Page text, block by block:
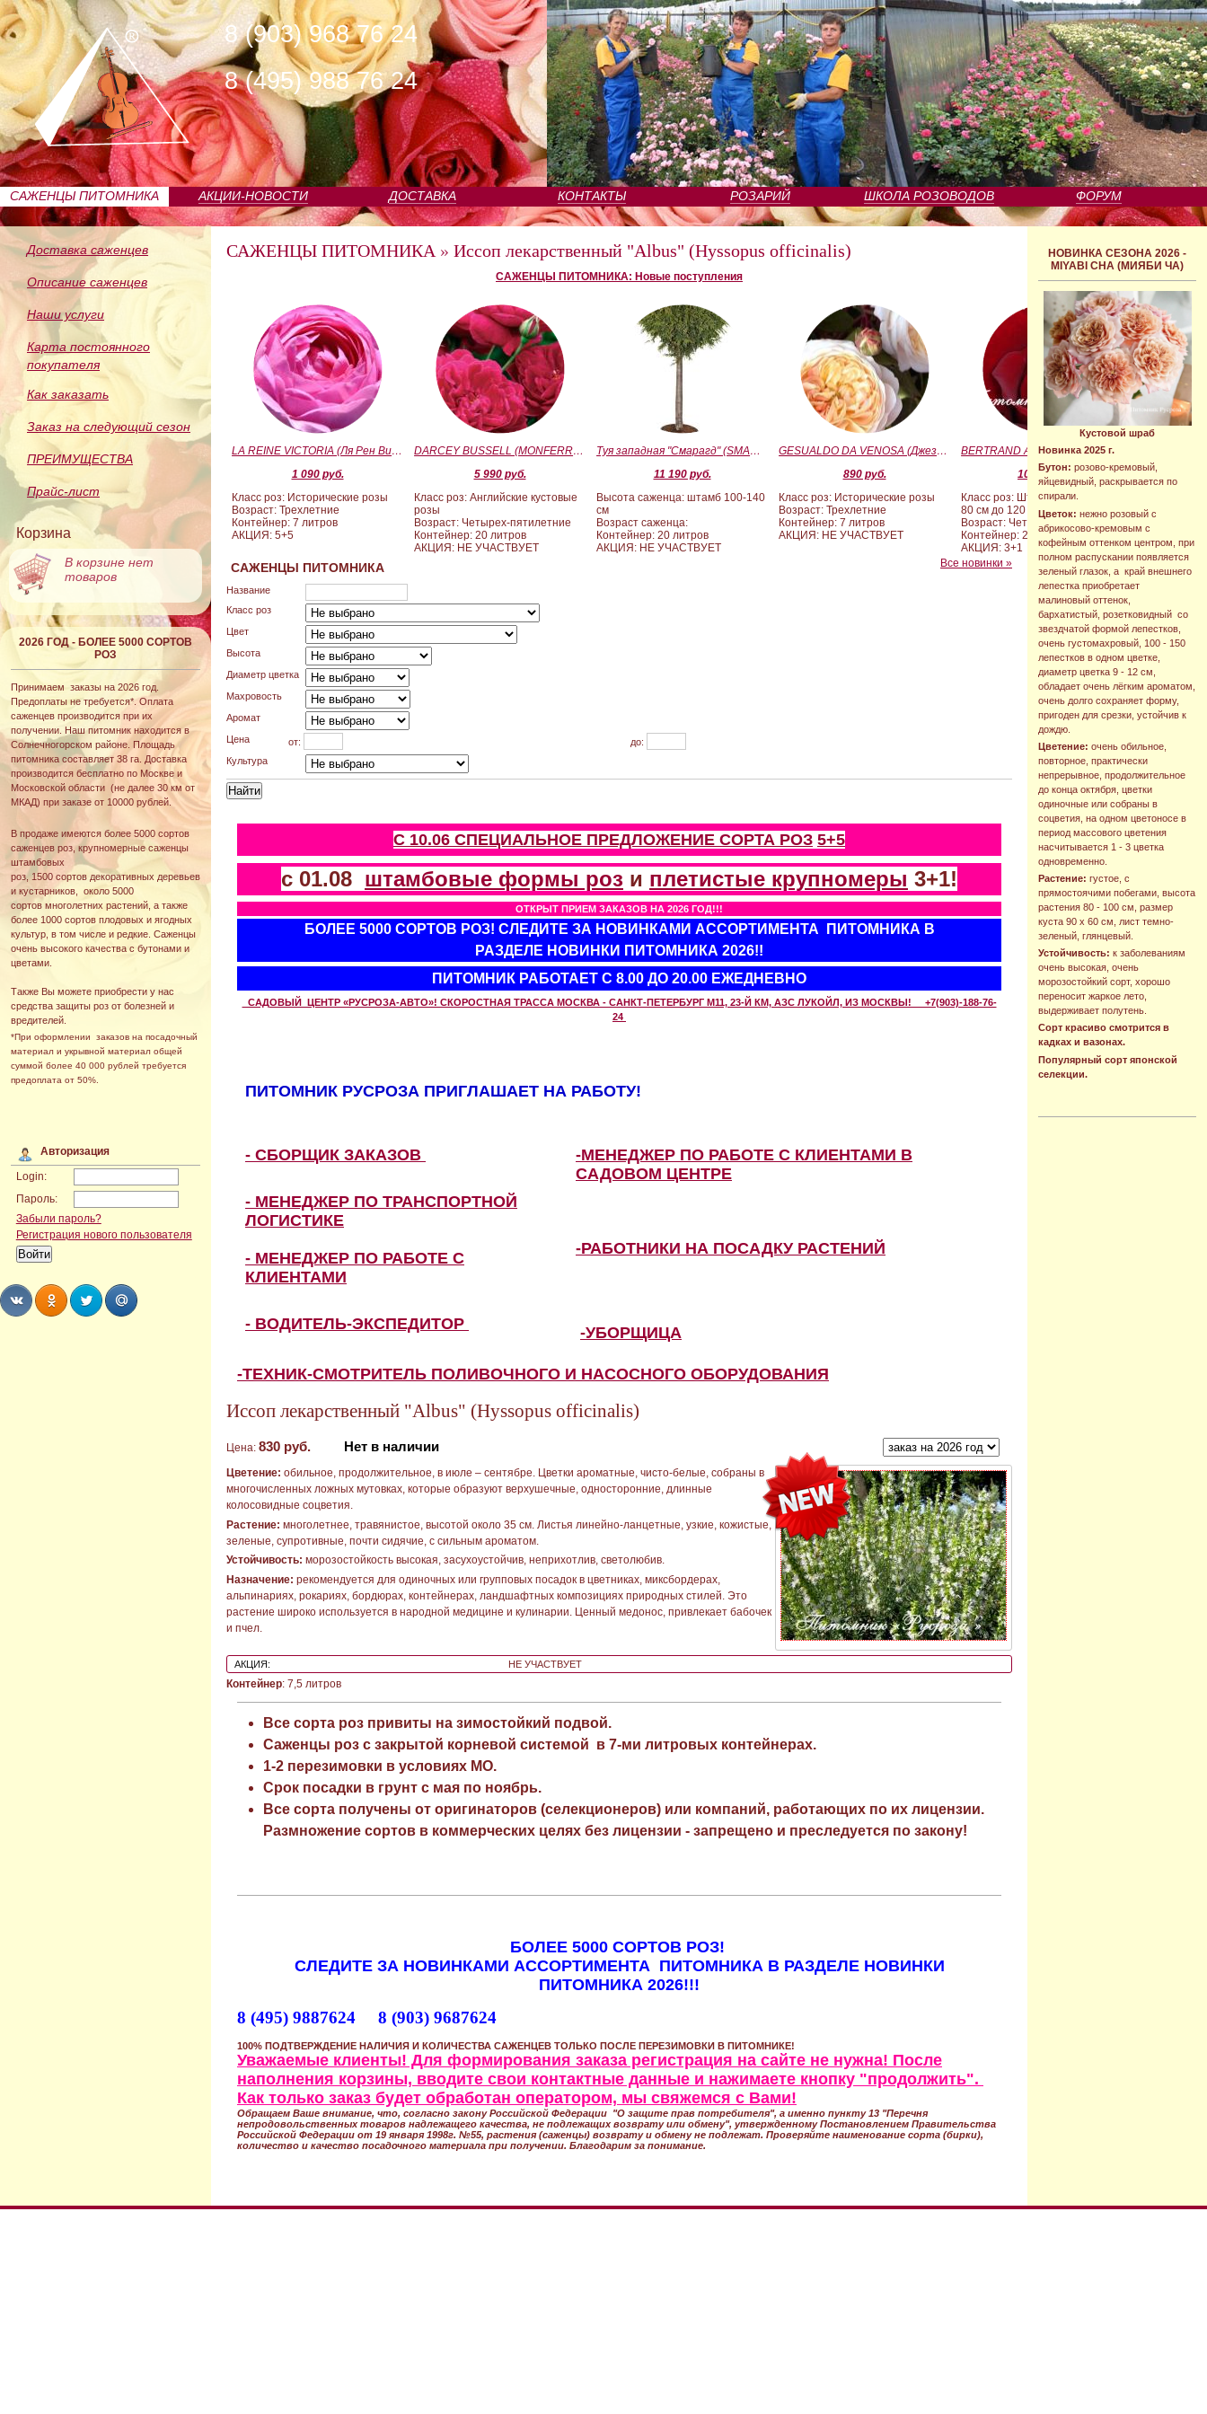
8 (903) 968 76 24
8 (495) 988 76 24
САЖЕНЦЫ ПИТОМНИКА АКЦИИ-НОВОСТИ ДОСТАВКА КОНТАКТЫ РОЗАРИЙ ШКОЛА РОЗОВОДОВ ФОРУМ
Доставка саженцев
Описание саженцев
Наши услуги
Карта постоянного
покупателя
Как заказать
Заказ на следующий сезон
ПРЕИМУЩЕСТВА
Прайс-лист
Корзина
В корзине нет
товаров
2026 ГОД - БОЛЕЕ 5000 СОРТОВ
РОЗ
Принимаем заказы на 2026 год.
Предоплаты не требуется*. Оплата
саженцев производится при их
получении. Наш питомник находится в
Солнечногорском районе. Площадь
питомника составляет 38 га. Доставка
производится бесплатно по Москве и
Московской области (не далее 30 км от
МКАД) при заказе от 10000 рублей.
В продаже имеются более 5000 сортов
саженцев роз, крупномерные саженцы
штамбовых
роз, 1500 сортов декоративных деревьев
и кустарников, около 5000
сортов многолетних растений, а также
более 1000 сортов плодовых и ягодных
культур, в том числе и редкие. Саженцы
очень высокого качества с бутонами и
цветами.
Также Вы можете приобрести у нас
средства защиты роз от болезней и
вредителей.
*При оформлении заказов на посадочный
материал и укрывной материал общей
суммой более 40 000 рублей требуется
предоплата от 50%.
Авторизация
Login:
Пароль:
Забыли пароль?
Регистрация нового пользователя
НОВИНКА СЕЗОНА 2026 -
MIYABI CHA (МИЯБИ ЧА)
Кустовой шраб
Новинка 2025 г.
Бутон: розово-кремовый,
яйцевидный, раскрывается по
спирали.
Цветок: нежно розовый с
абрикосово-кремовым с
кофейным оттенком центром, при
полном распускании появляется
зеленый глазок, а край внешнего
лепестка приобретает
малиновый оттенок,
бархатистый, розетковидный со
звездчатой формой лепестков,
очень густомахровый, 100 - 150
лепестков в одном цветке,
диаметр цветка 9 - 12 см,
обладает очень лёгким ароматом,
очень долго сохраняет форму,
пригоден для срезки, устойчив к
дождю.
Цветение: очень обильное,
повторное, практически
непрерывное, продолжительное
до конца октября, цветки
одиночные или собраны в
соцветия, на одном цветоносе в
период массового цветения
насчитывается 1 - 3 цветка
одновременно.
Растение: густое, с
прямостоячими побегами, высота
растения 80 - 100 см, размер
куста 90 х 60 см, лист темно-
зеленый, глянцевый.
Устойчивость: к заболеваниям
очень высокая, очень
морозостойкий сорт, хорошо
переносит жаркое лето,
выдерживает полутень.
Сорт красиво смотрится в
кадках и вазонах.
Популярный сорт японской
селекции.
САЖЕНЦЫ ПИТОМНИКА » Иссоп лекарственный "Albus" (Hyssopus officinalis)
САЖЕНЦЫ ПИТОМНИКА: Новые поступления
LA REINE VICTORIA (Ля Рен Виктория)
1 090 руб.
Класс роз: Исторические розы
Возраст: Трехлетние
Контейнер: 7 литров
АКЦИЯ: 5+5
DARCEY BUSSELL (MONFERRATO) (Дарси Басл)
5 990 руб.
Класс роз: Английские кустовые
розы
Возраст: Четырех-пятилетние
Контейнер: 20 литров
АКЦИЯ: НЕ УЧАСТВУЕТ
Туя западная "Смарагд" (SMARAGD) ШТАМБ 100-140
11 190 руб.
Высота саженца: штамб 100-140
см
Возраст саженца:
Контейнер: 20 литров
АКЦИЯ: НЕ УЧАСТВУЕТ
GESUALDO DA VENOSA (Джезуальдо Ди Веноза)
890 руб.
Класс роз: Исторические розы
Возраст: Трехлетние
Контейнер: 7 литров
АКЦИЯ: НЕ УЧАСТВУЕТ
BERTRAND AMOUSSOU (Бертран Амуссу)
10 000 руб.
Класс роз: Штамбовые формы от
80 см до 120 см
Возраст: Четырех-пятилетние
Контейнер: 20 литров
АКЦИЯ: 3+1
Все новинки »
САЖЕНЦЫ ПИТОМНИКА
Название
Класс роз
Цвет
Высота
Диаметр цветка
Махровость
Аромат
Цена
от:
до:
Культура
С 10.06 СПЕЦИАЛЬНОЕ ПРЕДЛОЖЕНИЕ СОРТА РОЗ 5+5
с 01.08 штамбовые формы роз и плетистые крупномеры 3+1!
ОТКРЫТ ПРИЕМ ЗАКАЗОВ НА 2026 ГОД!!!
БОЛЕЕ 5000 СОРТОВ РОЗ! СЛЕДИТЕ ЗА НОВИНКАМИ АССОРТИМЕНТА ПИТОМНИКА В
РАЗДЕЛЕ НОВИНКИ ПИТОМНИКА 2026!!
ПИТОМНИК РАБОТАЕТ С 8.00 ДО 20.00 ЕЖЕДНЕВНО
САДОВЫЙ ЦЕНТР «РУСРОЗА-АВТО»! СКОРОСТНАЯ ТРАССА МОСКВА - САНКТ-ПЕТЕРБУРГ М11, 23-Й КМ, АЗС ЛУКОЙЛ, ИЗ МОСКВЫ! +7(903)-188-76-
24
ПИТОМНИК РУСРОЗА ПРИГЛАШАЕТ НА РАБОТУ!
- СБОРЩИК ЗАКАЗОВ
-МЕНЕДЖЕР ПО РАБОТЕ С КЛИЕНТАМИ В
САДОВОМ ЦЕНТРЕ
- МЕНЕДЖЕР ПО ТРАНСПОРТНОЙ
ЛОГИСТИКЕ
- МЕНЕДЖЕР ПО РАБОТЕ С
КЛИЕНТАМИ
-РАБОТНИКИ НА ПОСАДКУ РАСТЕНИЙ
- ВОДИТЕЛЬ-ЭКСПЕДИТОР -УБОРЩИЦА
-ТЕХНИК-СМОТРИТЕЛЬ ПОЛИВОЧНОГО И НАСОСНОГО ОБОРУДОВАНИЯ
Иссоп лекарственный "Albus" (Hyssopus officinalis)
Цена: 830 руб. Нет в наличии
Цветение: обильное, продолжительное, в июле – сентябре. Цветки ароматные, чисто-белые, собраны в
многочисленных ложных мутовках, которые образуют верхушечные, односторонние, длинные
колосовидные соцветия.
Растение: многолетнее, травянистое, высотой около 35 см. Листья линейно-ланцетные, узкие, кожистые,
зеленые, супротивные, почти сидячие, с сильным ароматом.
Устойчивость: морозостойкость высокая, засухоустойчив, неприхотлив, светолюбив.
Назначение: рекомендуется для одиночных или групповых посадок в цветниках, миксбордерах,
альпинариях, рокариях, бордюрах, контейнерах, ландшафтных композициях природных стилей. Это
растение широко используется в народной медицине и кулинарии. Ценный медонос, привлекает бабочек
и пчел.
АКЦИЯ: НЕ УЧАСТВУЕТ
Контейнер: 7,5 литров
Все сорта роз привиты на зимостойкий подвой.
Саженцы роз с закрытой корневой системой в 7-ми литровых контейнерах.
1-2 перезимовки в условиях МО.
Срок посадки в грунт с мая по ноябрь.
Все сорта получены от оригинаторов (селекционеров) или компаний, работающих по их лицензии.
Размножение сортов в коммерческих целях без лицензии - запрещено и преследуется по закону!
БОЛЕЕ 5000 СОРТОВ РОЗ!
СЛЕДИТЕ ЗА НОВИНКАМИ АССОРТИМЕНТА ПИТОМНИКА В РАЗДЕЛЕ НОВИНКИ
ПИТОМНИКА 2026!!!
8 (495) 9887624 8 (903) 9687624
100% ПОДТВЕРЖДЕНИЕ НАЛИЧИЯ И КОЛИЧЕСТВА САЖЕНЦЕВ ТОЛЬКО ПОСЛЕ ПЕРЕЗИМОВКИ В ПИТОМНИКЕ!
Уважаемые клиенты! Для формирования заказа регистрация на сайте не нужна! После
наполнения корзины, вводите свои контактные данные и нажимаете кнопку "продолжить".
Как только заказ будет обработан оператором, мы свяжемся с Вами!
Обращаем Ваше внимание, что, согласно закону Российской Федерации "О защите прав потребителя", а именно пункту 13 "Перечня
непродовольственных товаров надлежащего качества, не подлежащих возврату или обмену", утвержденному Постановлением Правительства
Российской Федерации от 19 января 1998г. №55, растения (саженцы) возврату и обмену не подлежат. Проверяйте наименование сорта (бирки),
количество и качество посадочного материала при получении. Благодарим за понимание.